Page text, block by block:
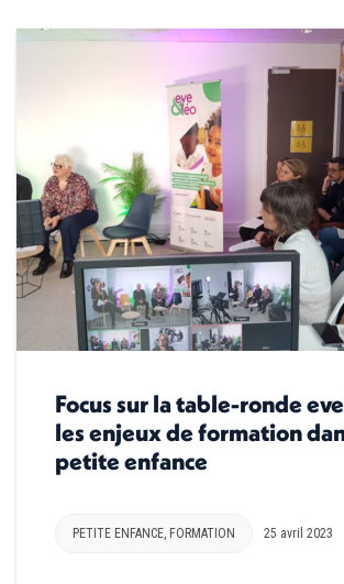
Focus sur la table-ronde
les enjeux de formation
petite enfance
PETITE ENFANCE, FORMATION 25 avril 2023